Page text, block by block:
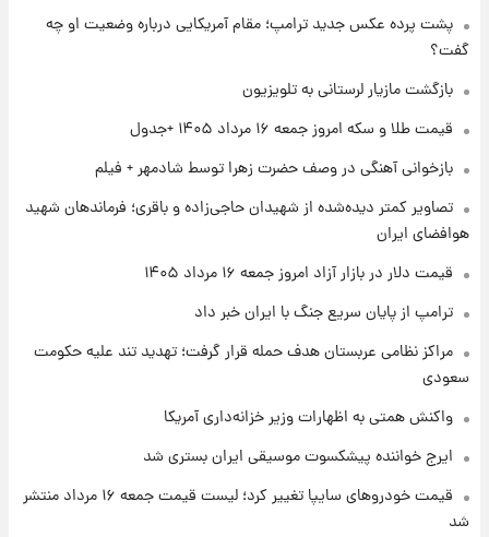
جزئیات فعال‌سازی «کیف پول ایران» اعلام
شد+فیلم
۱ روز پیش
تغییر تند قیمت محصولات ایران‌خودرو و سایپا
امروز پنجشنبه ۱۵ مرداد ۱۴۰۵ +جدول
قیمت طلا و سکه امروز پنجشنبه ۱۵ مرداد ۱۴۰۵
پشت پرده عکس جدید ترامپ؛ مقام آمریکایی درباره وضعیت او چه
گفت؟
بازگشت مازیار لرستانی به تلویزیون
قیمت طلا و سکه امروز جمعه ۱۶ مرداد ۱۴۰۵ +جدول
بازخوانی آهنگی در وصف حضرت زهرا توسط شادمهر + فیلم
تصاویر کمتر دیده‌شده از شهیدان حاجی‌زاده و باقری؛ فرماندهان شهید
هوافضای ایران
قیمت دلار در بازار آزاد امروز جمعه ۱۶ مرداد ۱۴۰۵
ترامپ از پایان سریع جنگ با ایران خبر داد
مراکز نظامی عربستان هدف حمله قرار گرفت؛ تهدید تند علیه حکومت
سعودی
واکنش همتی به اظهارات وزیر خزانه‌داری آمریکا
ایرج خواننده پیشکسوت موسیقی ایران بستری شد
قیمت خودروهای سایپا تغییر کرد؛ لیست قیمت جمعه ۱۶ مرداد منتشر
شد